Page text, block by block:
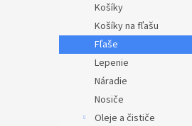
Košíky
Košíky na fľašu
Fľaše
Lepenie
Náradie
Nosiče
Oleje a čističe